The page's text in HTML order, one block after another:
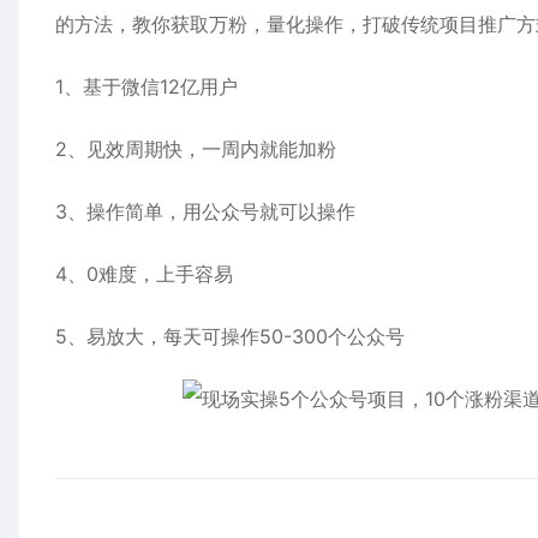
的方法，教你获取万粉，量化操作，打破传统项目推广
1、基于微信12亿用户
2、见效周期快，一周内就能加粉
3、操作简单，用公众号就可以操作
4、0难度，上手容易
5、易放大，每天可操作50-300个公众号